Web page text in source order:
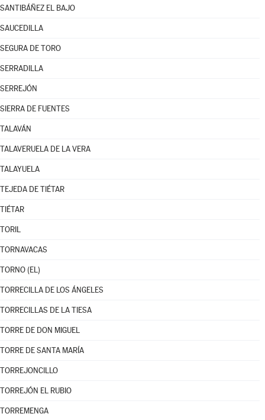
SANTIBÁÑEZ EL BAJO
SAUCEDILLA
SEGURA DE TORO
SERRADILLA
SERREJÓN
SIERRA DE FUENTES
TALAVÁN
TALAVERUELA DE LA VERA
TALAYUELA
TEJEDA DE TIÉTAR
TIÉTAR
TORIL
TORNAVACAS
TORNO (EL)
TORRECILLA DE LOS ÁNGELES
TORRECILLAS DE LA TIESA
TORRE DE DON MIGUEL
TORRE DE SANTA MARÍA
TORREJONCILLO
TORREJÓN EL RUBIO
TORREMENGA